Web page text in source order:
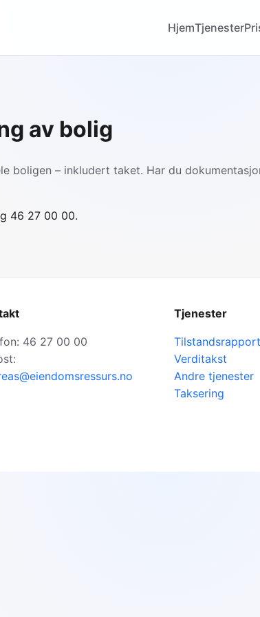
HjemTjenester
av bolig
boligen – inkludert taket. Har du
46 27 00 00.
46 27 00 00
Tjenester
Tilstandsrapport
Verditakst
Andre tjenester
Taksering